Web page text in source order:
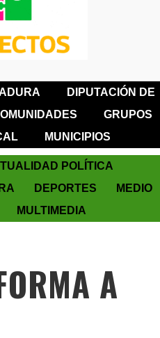
DIPUTACIÓN DE
GRUPOS
MUNICIPIOS
POLÍTICA
DEPORTES
MEDIO
MULTIMEDIA
A